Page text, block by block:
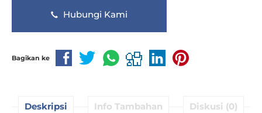
Hubungi Kami
Bagikan ke
Deskripsi Info Tambahan Diskusi (0)